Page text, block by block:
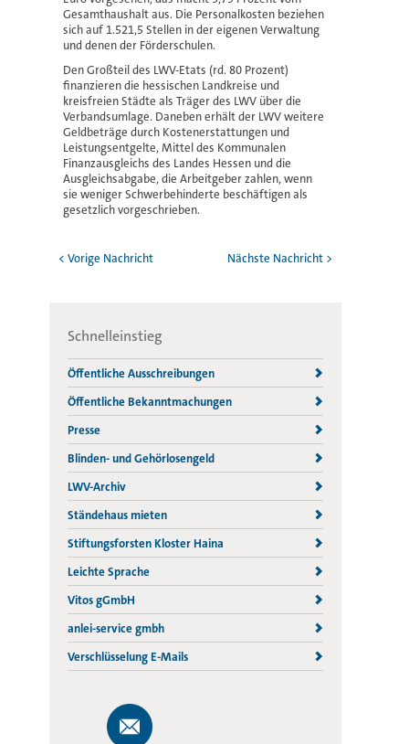
Gesamthaushalt aus. Die Personalkosten beziehen
sich auf 1.521,5 Stellen in der eigenen Verwaltung
und denen der Förderschulen.
Den Großteil des LWV-Etats (rd. 80 Prozent)
finanzieren die hessischen Landkreise und
kreisfreien Städte als Träger des LWV über die
Verbandsumlage. Daneben erhält der LWV weitere
Geldbeträge durch Kostenerstattungen und
Leistungsentgelte, Mittel des Kommunalen
Finanzausgleichs des Landes Hessen und die
Ausgleichsabgabe, die Arbeitgeber zahlen, wenn
sie weniger Schwerbehinderte beschäftigen als
gesetzlich vorgeschrieben.
Nächste Nachricht >
< Vorige Nachricht
Schnelleinstieg
Öffentliche Ausschreibungen
Öffentliche Bekanntmachungen
Presse
Blinden- und Gehörlosengeld
LWV-Archiv
Ständehaus mieten
Stiftungsforsten Kloster Haina
Leichte Sprache
Vitos gGmbH
anlei-service gmbh
Verschlüsselung E-Mails